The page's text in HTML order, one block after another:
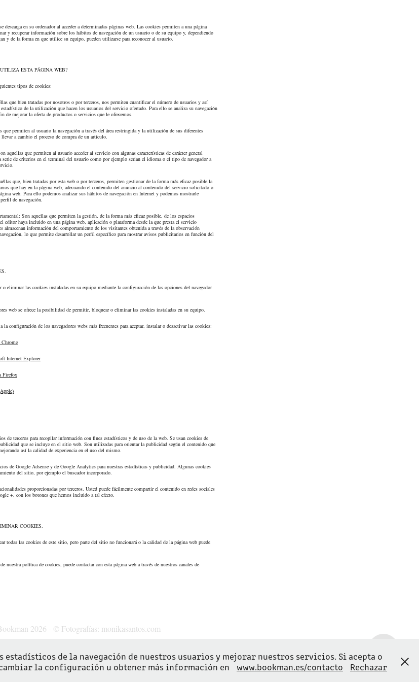
descarga en su ordenador al acceder a determinadas páginas web. Las cookies permiten a una página
y recuperar información sobre los hábitos de navegación de un usuario o de su equipo y, dependiendo
y de la forma en que utilice su equipo, pueden utilizarse para reconocer al usuario.
ESTA PÁGINA WEB?
tipos de cookies:
que bien tratadas por nosotros o por terceros, nos permiten cuantificar el número de usuarios y así
de la utilización que hacen los usuarios del servicio ofertado. Para ello se analiza su navegación
de mejorar la oferta de productos o servicios que le ofrecemos.
que permiten al usuario la navegación a través del área restringida y la utilización de sus diferentes
a cambio el proceso de compra de un artículo.
aquellas que permiten al usuario acceder al servicio con algunas características de carácter general
serie de criterios en el terminal del usuario como por ejemplo serian el idioma o el tipo de navegador a
que, bien tratadas por esta web o por terceros, permiten gestionar de la forma más eficaz posible la
que hay en la página web, adecuando el contenido del anuncio al contenido del servicio solicitado o
web. Para ello podemos analizar sus hábitos de navegación en Internet y podemos mostrarle
de navegación.
Son aquellas que permiten la gestión, de la forma más eficaz posible, de los espacios
editor haya incluido en una página web, aplicación o plataforma desde la que presta el servicio
almacenan información del comportamiento de los visitantes obtenida a través de la observación
lo que permite desarrollar un perfil específico para mostrar avisos publicitarios en función del
o eliminar las cookies instaladas en su equipo mediante la configuración de las opciones del navegador
web se ofrece la posibilidad de permitir, bloquear o eliminar las cookies instaladas en su equipo.
la configuración de los navegadores webs más frecuentes para aceptar, instalar o desactivar las cookies:
Chrome
Internet Explorer
Firefox
de terceros para recopilar información con fines estadísticos y de uso de la web. Se usan cookies de
que se incluye en el sitio web. Son utilizadas para orientar la publicidad según el contenido que
así la calidad de experiencia en el uso del mismo.
de Google Adsense y de Google Analytics para nuestras estadísticas y publicidad. Algunas cookies
del sitio, por ejemplo el buscador incorporado.
proporcionadas por terceros. Usted puede fácilmente compartir el contenido en redes sociales
+, con los botones que hemos incluido a tal efecto.
COOKIES.
todas las cookies de este sitio, pero parte del sitio no funcionará o la calidad de la página web puede
nuestra política de cookies, puede contactar con esta página web a través de nuestros canales de
2026 - © Fotografías: monikasantos.com
de la navegación de nuestros usuarios y mejorar nuestros servicios. Si acepta o
la configuración u obtener más información en
www.bookman.es/contacto Rechazar